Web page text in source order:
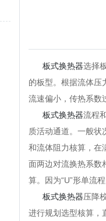
板式换热器选择
的板型。根据流体压
流速偏小，传热系数
板式换热器流程
质活动通道。一般
和流体阻力核算，在
面两边对流换热系数
算。因为“U”形单流
板式换热器压降
进行规划选型核算，